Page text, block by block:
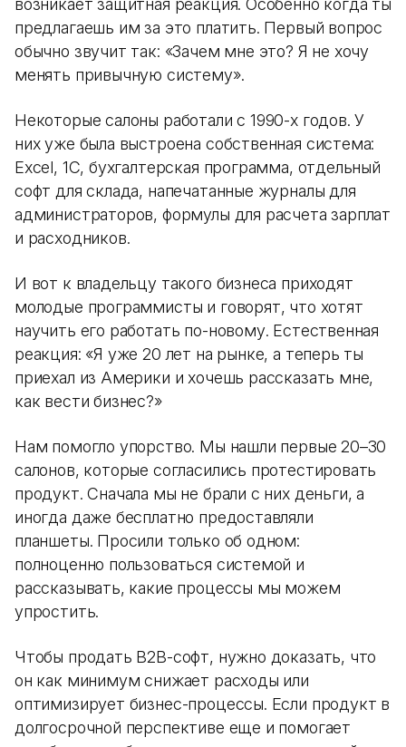
возникает защитная реакция. Особенно когда ты
предлагаешь им за это платить. Первый вопрос
обычно звучит так: «Зачем мне это? Я не хочу
менять привычную систему».
Некоторые салоны работали с 1990-х годов. У
них уже была выстроена собственная система:
Excel, 1С, бухгалтерская программа, отдельный
софт для склада, напечатанные журналы для
администраторов, формулы для расчета зарплат
и расходников.
И вот к владельцу такого бизнеса приходят
молодые программисты и говорят, что хотят
научить его работать по-новому. Естественная
реакция: «Я уже 20 лет на рынке, а теперь ты
приехал из Америки и хочешь рассказать мне,
как вести бизнес?»
Нам помогло упорство. Мы нашли первые 20–30
салонов, которые согласились протестировать
продукт. Сначала мы не брали с них деньги, а
иногда даже бесплатно предоставляли
планшеты. Просили только об одном:
полноценно пользоваться системой и
рассказывать, какие процессы мы можем
упростить.
Чтобы продать B2B-софт, нужно доказать, что
он как минимум снижает расходы или
оптимизирует бизнес-процессы. Если продукт в
долгосрочной перспективе еще и помогает